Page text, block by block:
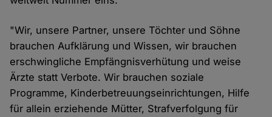
"Wir, unsere Partner, unsere Töchter und Söhne
brauchen Aufklärung und Wissen, wir brauchen
erschwingliche Empfängnisverhütung und weise
Ärzte statt Verbote. Wir brauchen soziale
Programme, Kinderbetreuungseinrichtungen, Hilfe
für allein erziehende Mütter, Strafverfolgung für